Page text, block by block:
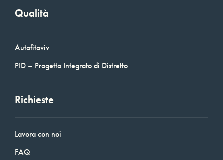
Qualità
Autofitoviv
PID – Progetto Integrato di Distretto
Richieste
Lavora con noi
FAQ